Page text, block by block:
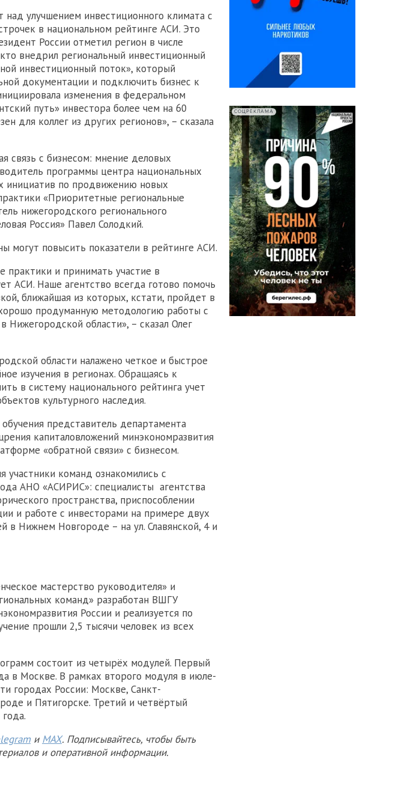
улучшением инвестиционного климата с
в национальном рейтинге АСИ. Это
России отметил регион в числе
внедрил региональный инвестиционный
инвестиционный поток», который
документации и подключить бизнес к
изменения в федеральном
путь» инвестора более чем на 60
для коллег из других регионов», – сказала
связь с бизнесом: мнение деловых
программы центра национальных
инициатив по продвижению новых
«Приоритетные региональные
нижегородского регионального
Россия» Павел Солодкий.
могут повысить показатели в рейтинге АСИ.
практики и принимать участие в
АСИ. Наше агентство всегда готово помочь
ближайшая из которых, кстати, пройдет в
продуманную методологию работы с
Нижегородской области», – сказал Олег
области налажено четкое и быстрое
изучения в регионах. Обращаясь к
в систему национального рейтинга учет
культурного наследия.
представитель департамента
капиталовложений минэкономразвития
«обратной связи» с бизнесом.
участники команд ознакомились с
АНО «АСИРИС»: специалисты агентства
пространства, приспособлении
и работе с инвесторами на примере двух
в Нижнем Новгороде – на ул. Славянской, 4 и
мастерство руководителя» и
команд» разработан ВШГУ
России и реализуется по
прошли 2,5 тысячи человек из всех
состоит из четырёх модулей. Первый
в Москве. В рамках второго модуля в июле-
городах России: Москве, Санкт-
и Пятигорске. Третий и четвёртый
и MAX. Подписывайтесь, чтобы быть
и оперативной информации.
СОЦРЕКЛАМА